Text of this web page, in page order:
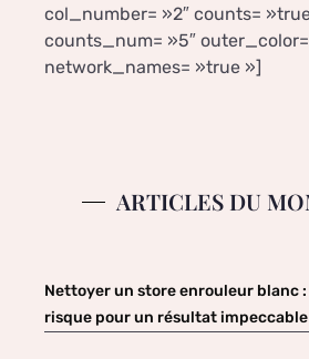
col_number= »2″ counts=
counts_num= »5″
network_names= »true »]
ARTICLES DU
Nettoyer un store enrouleur blanc
risque pour un résultat impeccable